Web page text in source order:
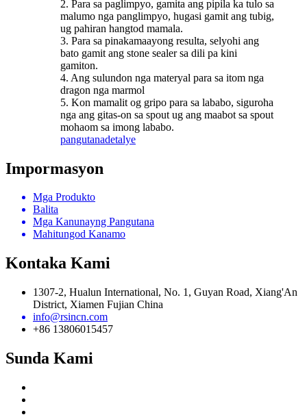
2. Para sa paglimpyo, gamita ang pipila ka tulo sa
malumo nga panglimpyo, hugasi gamit ang tubig,
ug pahiran hangtod mamala.
3. Para sa pinakamaayong resulta, selyohi ang
bato gamit ang stone sealer sa dili pa kini
gamiton.
4. Ang sulundon nga materyal para sa itom nga
dragon nga marmol
5. Kon mamalit og gripo para sa lababo, siguroha
nga ang gitas-on sa spout ug ang maabot sa spout
mohaom sa imong lababo.
pangutanadetalye
Impormasyon
Mga Produkto
Balita
Mga Kanunayng Pangutana
Mahitungod Kanamo
Kontaka Kami
1307-2, Hualun International, No. 1, Guyan Road, Xiang'An
District, Xiamen Fujian China
info@rsincn.com
+86 13806015457
Sunda Kami